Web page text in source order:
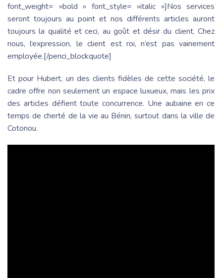
font_weight= »bold » font_style= »italic »]Nos services
seront toujours au point et nos différents articles auront
toujours la qualité et ceci, au goût et désir du client. Chez
nous, l’expression, le client est roi, n’est pas vainement
employée.[/penci_blockquote]
Et pour Hubert, un des clients fidèles de cette société, le
cadre offre non seulement un espace luxueux, mais les prix
des articles défient toute concurrence. Une aubaine en ce
temps de cherté de la vie au Bénin, surtout dans la ville de
Cotonou.